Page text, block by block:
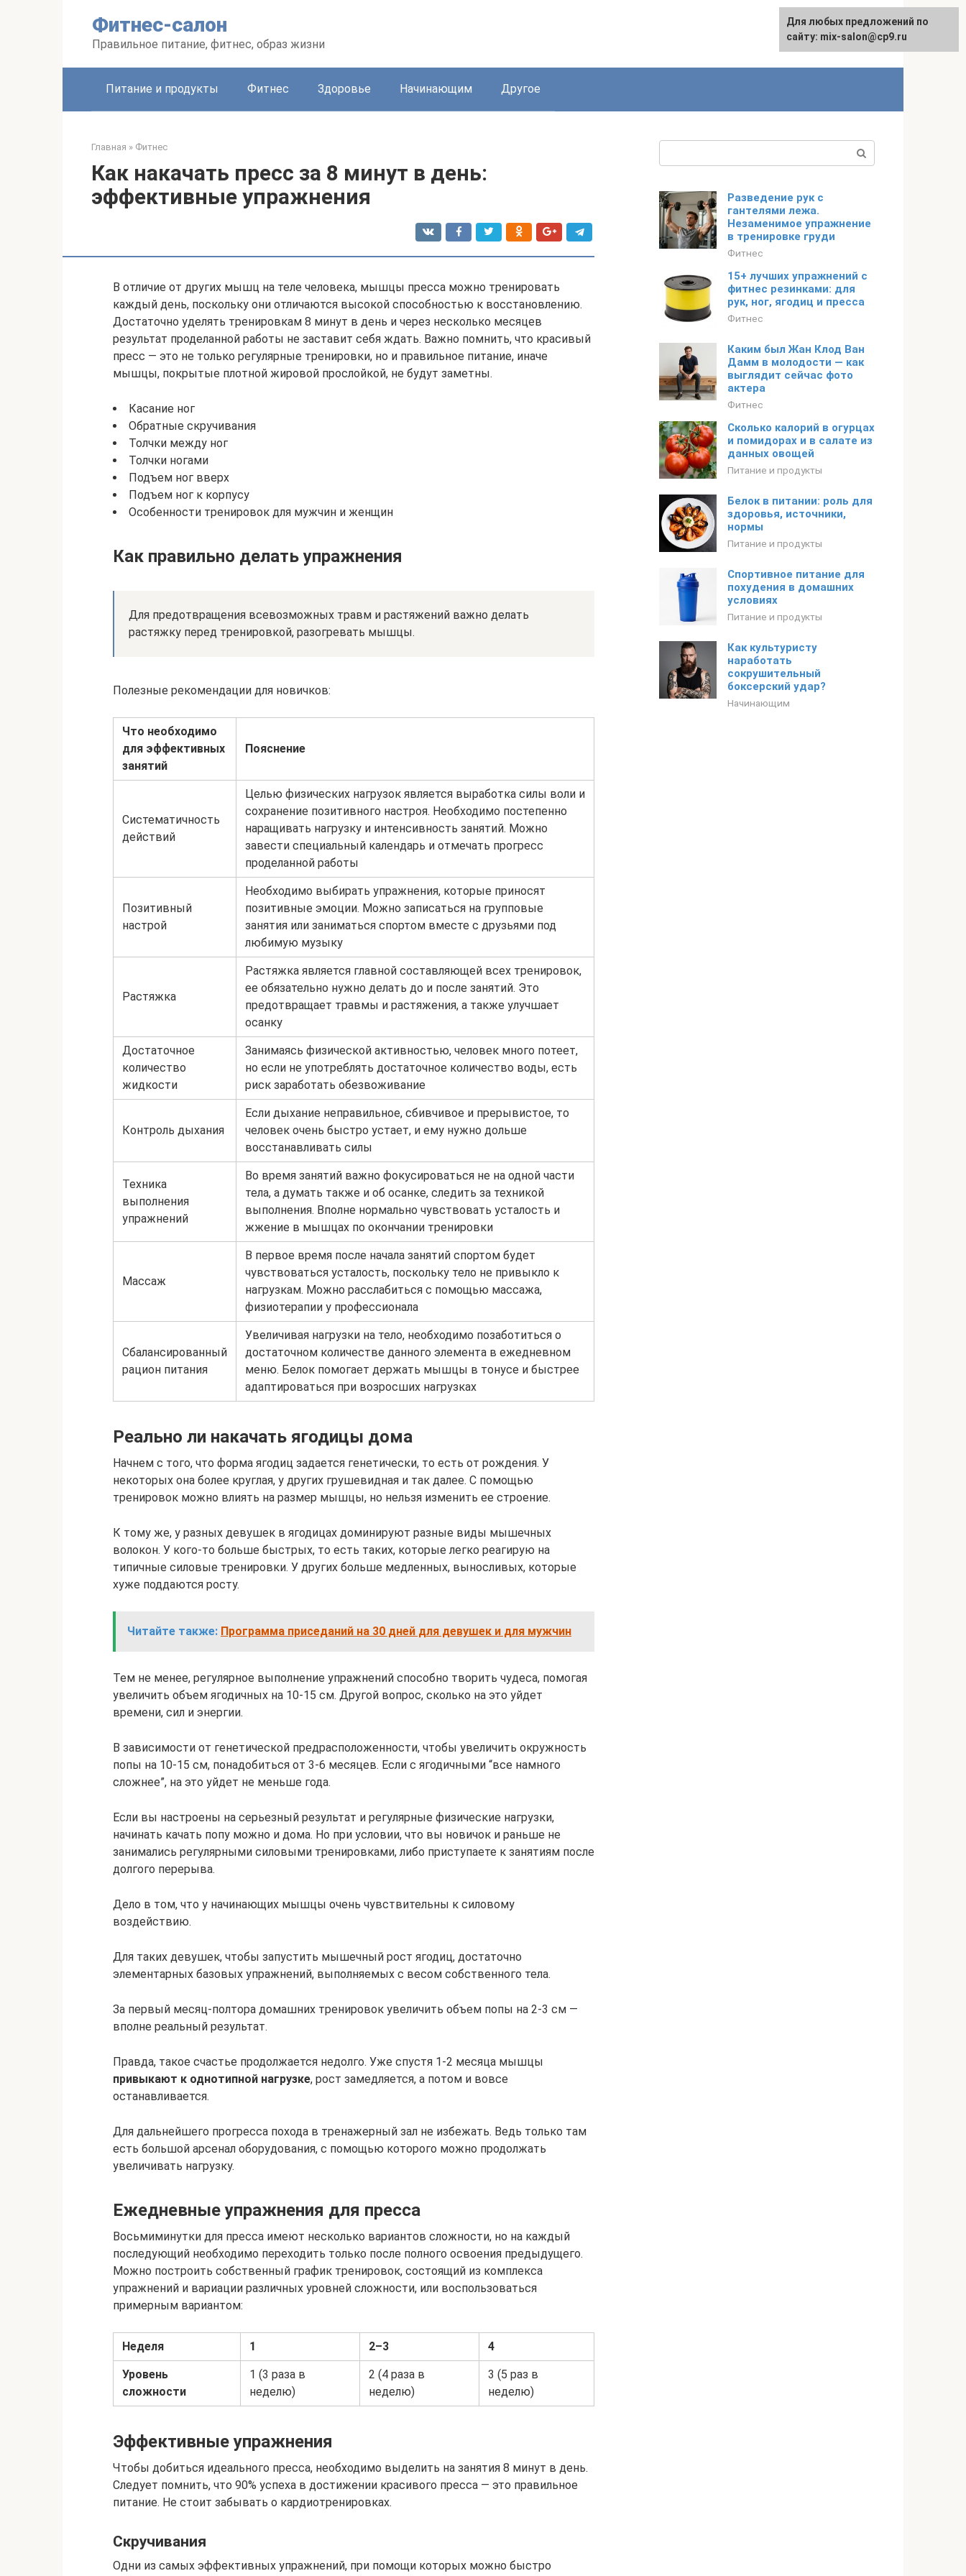
Фитнес-салон
Правильное питание, фитнес, образ жизни
Питание и продукты Фитнес Здоровье Начинающим Другое
Главная » Фитнес
Как накачать пресс за 8 минут в день:
эффективные упражнения
В отличие от других мышц на теле человека, мышцы пресса можно тренировать
каждый день, поскольку они отличаются высокой способностью к восстановлению.
Достаточно уделять тренировкам 8 минут в день и через несколько месяцев
результат проделанной работы не заставит себя ждать. Важно помнить, что красивый
пресс — это не только регулярные тренировки, но и правильное питание, иначе
мышцы, покрытые плотной жировой прослойкой, не будут заметны.
Касание ног
Обратные скручивания
Толчки между ног
Толчки ногами
Подъем ног вверх
Подъем ног к корпусу
Особенности тренировок для мужчин и женщин
Как правильно делать упражнения
Для предотвращения всевозможных травм и растяжений важно делать
растяжку перед тренировкой, разогревать мышцы.
Полезные рекомендации для новичков:
Что необходимо
для эффективных
занятий
Пояснение
Систематичность
действий
Целью физических нагрузок является выработка силы воли и
сохранение позитивного настроя. Необходимо постепенно
наращивать нагрузку и интенсивность занятий. Можно
завести специальный календарь и отмечать прогресс
проделанной работы
Позитивный
настрой
Необходимо выбирать упражнения, которые приносят
позитивные эмоции. Можно записаться на групповые
занятия или заниматься спортом вместе с друзьями под
любимую музыку
Растяжка
Растяжка является главной составляющей всех тренировок,
ее обязательно нужно делать до и после занятий. Это
предотвращает травмы и растяжения, а также улучшает
осанку
Достаточное
количество
жидкости
Занимаясь физической активностью, человек много потеет,
но если не употреблять достаточное количество воды, есть
риск заработать обезвоживание
Контроль дыхания
Если дыхание неправильное, сбивчивое и прерывистое, то
человек очень быстро устает, и ему нужно дольше
восстанавливать силы
Техника
выполнения
упражнений
Во время занятий важно фокусироваться не на одной части
тела, а думать также и об осанке, следить за техникой
выполнения. Вполне нормально чувствовать усталость и
жжение в мышцах по окончании тренировки
Массаж
В первое время после начала занятий спортом будет
чувствоваться усталость, поскольку тело не привыкло к
нагрузкам. Можно расслабиться с помощью массажа,
физиотерапии у профессионала
Сбалансированный
рацион питания
Увеличивая нагрузки на тело, необходимо позаботиться о
достаточном количестве данного элемента в ежедневном
меню. Белок помогает держать мышцы в тонусе и быстрее
адаптироваться при возросших нагрузках
Реально ли накачать ягодицы дома
Начнем с того, что форма ягодиц задается генетически, то есть от рождения. У
некоторых она более круглая, у других грушевидная и так далее. С помощью
тренировок можно влиять на размер мышцы, но нельзя изменить ее строение.
К тому же, у разных девушек в ягодицах доминируют разные виды мышечных
волокон. У кого-то больше быстрых, то есть таких, которые легко реагирую на
типичные силовые тренировки. У других больше медленных, выносливых, которые
хуже поддаются росту.
Читайте также: Программа приседаний на 30 дней для девушек и для мужчин
Тем не менее, регулярное выполнение упражнений способно творить чудеса, помогая
увеличить объем ягодичных на 10-15 см. Другой вопрос, сколько на это уйдет
времени, сил и энергии.
В зависимости от генетической предрасположенности, чтобы увеличить окружность
попы на 10-15 см, понадобиться от 3-6 месяцев. Если с ягодичными “все намного
сложнее”, на это уйдет не меньше года.
Если вы настроены на серьезный результат и регулярные физические нагрузки,
начинать качать попу можно и дома. Но при условии, что вы новичок и раньше не
занимались регулярными силовыми тренировками, либо приступаете к занятиям после
долгого перерыва.
Дело в том, что у начинающих мышцы очень чувствительны к силовому
воздействию.
Для таких девушек, чтобы запустить мышечный рост ягодиц, достаточно
элементарных базовых упражнений, выполняемых с весом собственного тела.
За первый месяц-полтора домашних тренировок увеличить объем попы на 2-3 см —
вполне реальный результат.
Правда, такое счастье продолжается недолго. Уже спустя 1-2 месяца мышцы
привыкают к однотипной нагрузке, рост замедляется, а потом и вовсе
останавливается.
Для дальнейшего прогресса похода в тренажерный зал не избежать. Ведь только там
есть большой арсенал оборудования, с помощью которого можно продолжать
увеличивать нагрузку.
Ежедневные упражнения для пресса
Восьмиминутки для пресса имеют несколько вариантов сложности, но на каждый
последующий необходимо переходить только после полного освоения предыдущего.
Можно построить собственный график тренировок, состоящий из комплекса
упражнений и вариации различных уровней сложности, или воспользоваться
примерным вариантом:
Неделя 1 2–3 4
Уровень
сложности
1 (3 раза в
неделю)
2 (4 раза в
неделю)
3 (5 раз в
неделю)
Эффективные упражнения
Чтобы добиться идеального пресса, необходимо выделить на занятия 8 минут в день.
Следует помнить, что 90% успеха в достижении красивого пресса — это правильное
питание. Не стоит забывать о кардиотренировках.
Скручивания
Одни из самых эффективных упражнений, при помощи которых можно быстро
Разведение рук с
гантелями лежа.
Незаменимое упражнение
в тренировке груди
Фитнес
15+ лучших упражнений с
фитнес резинками: для
рук, ног, ягодиц и пресса
Фитнес
Каким был Жан Клод Ван
Дамм в молодости — как
выглядит сейчас фото
актера
Фитнес
Сколько калорий в огурцах
и помидорах и в салате из
данных овощей
Питание и продукты
Белок в питании: роль для
здоровья, источники,
нормы
Питание и продукты
Спортивное питание для
похудения в домашних
условиях
Питание и продукты
Как культуристу
наработать
сокрушительный
боксерский удар?
Начинающим
Для любых предложений по
сайту: mix-salon@cp9.ru